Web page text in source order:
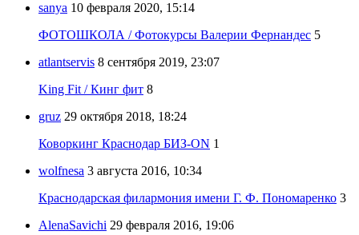
sanya 10 февраля 2020, 15:14
ФОТОШКОЛА / Фотокурсы Валерии Фернандес 5
atlantservis 8 сентября 2019, 23:07
King Fit / Кинг фит 8
gruz 29 октября 2018, 18:24
Коворкинг Краснодар БИЗ-ON 1
wolfnesa 3 августа 2016, 10:34
Краснодарская филармония имени Г. Ф. Пономаренко 3
AlenaSavichi 29 февраля 2016, 19:06